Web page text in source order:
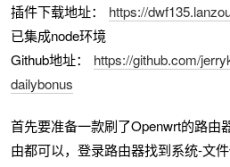
插件下载地址： https://
已集成node环境
Github地址：
https://github.com/
dailybonus
首先要准备一款刷了Openwrt的路由
由都可以，登录路由器找到系统-文